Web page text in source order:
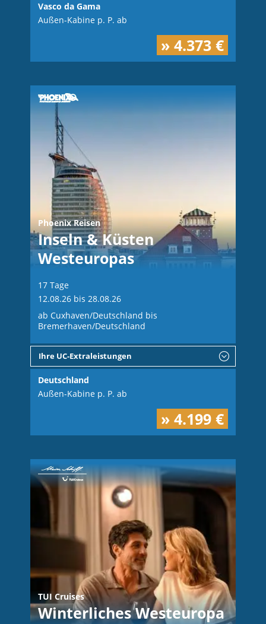
Vasco da Gama
Außen-Kabine p. P. ab
» 4.373 €
Phoenix Reisen
Inseln & Küsten
Westeuropas
17 Tage
12.08.26 bis 28.08.26
ab Cuxhaven/Deutschland bis
Bremerhaven/Deutschland
Ihre UC-Extraleistungen
Deutschland
Außen-Kabine p. P. ab
» 4.199 €
TUI Cruises
Winterliches Westeuropa